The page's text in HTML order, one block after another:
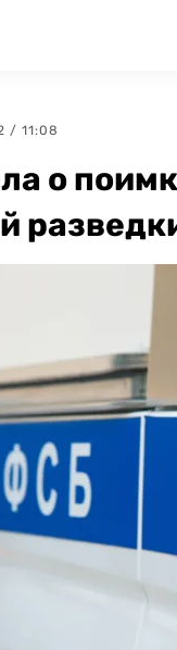
/ 11:08
о